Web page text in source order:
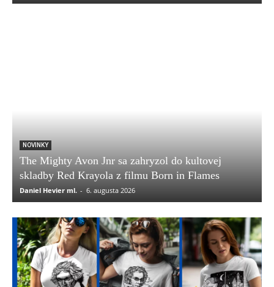
NOVINKY
The Mighty Avon Jnr sa zahryzol do kultovej
skladby Red Krayola z filmu Born in Flames
Daniel Hevier ml. - 6. augusta 2026